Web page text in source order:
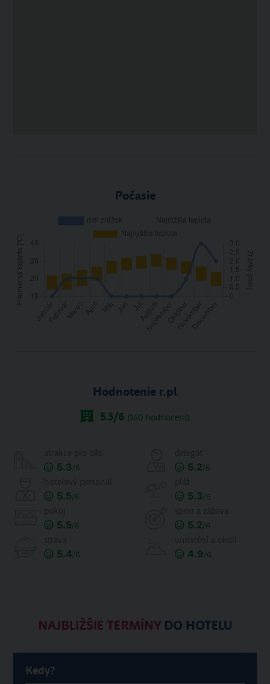
Počasie
Hodnotenie r.pl
5.3/6 (160 hodnocení)
5.3/6 5.2/6
5.5/6 5.3/6
5.5/6 5.2/6
5.4/6 4.9/6
NAJBLIŽŠIE TERMÍNYDO HOTELU
Kedy?